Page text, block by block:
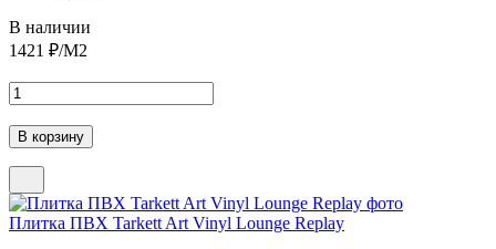
В наличии
1421 ₽/М2
Плитка ПВХ Tarkett Art Vinyl Lounge Replay